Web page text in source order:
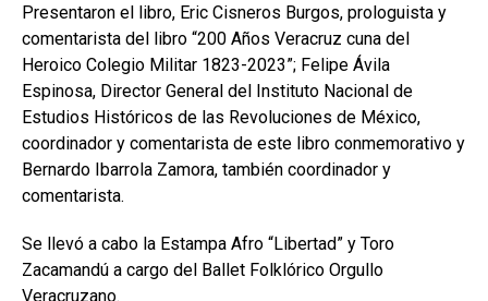
Presentaron el libro, Eric Cisneros Burgos, prologuista y
comentarista del libro “200 Años Veracruz cuna del
Heroico Colegio Militar 1823-2023”; Felipe Ávila
Espinosa, Director General del Instituto Nacional de
Estudios Históricos de las Revoluciones de México,
coordinador y comentarista de este libro conmemorativo y
Bernardo Ibarrola Zamora, también coordinador y
comentarista.
Se llevó a cabo la Estampa Afro “Libertad” y Toro
Zacamandú a cargo del Ballet Folklórico Orgullo
Veracruzano.